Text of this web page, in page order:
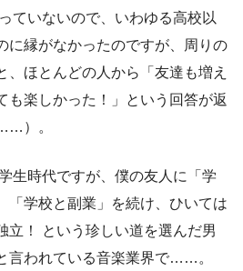
ていないので、いわゆる高校以
に縁がなかったのですが、周りの
、ほとんどの人から「友達も増え
も楽しかった！」という回答が返
）。
生時代ですが、僕の友人に「学
「学校と副業」を続け、ひいては
立！ という珍しい道を選んだ男
言われている音楽業界で……。